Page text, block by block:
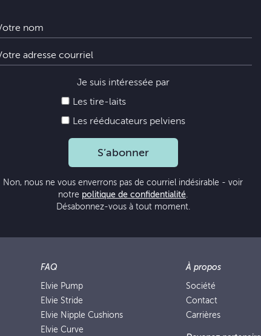
Je suis intéressée par
Les tire-laits
Les rééducateurs pelviens
S’abonner
Non, nous ne vous enverrons pas de courriel indésirable - voir
notre politique de confidentialité.
Désabonnez-vous à tout moment.
FAQ
Elvie Pump
Elvie Stride
Elvie Nipple Cushions
Elvie Curve
À propos
Société
Contact
Carrières